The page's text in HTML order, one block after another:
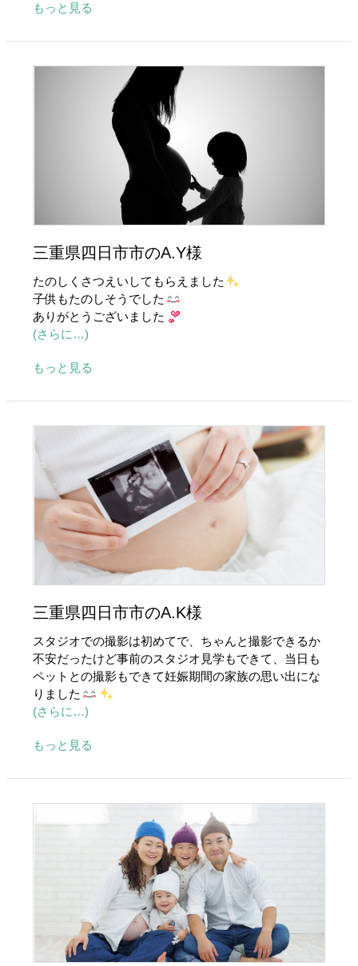
もっと見る
三重県四日市市のA.Y様
たのしくさつえいしてもらえました
子供もたのしそうでした
ありがとうございました
(さらに…)
もっと見る
三重県四日市市のA.K様
スタジオでの撮影は初めてで、ちゃんと撮影できるか
不安だったけど事前のスタジオ見学もできて、当日も
ペットとの撮影もできて妊娠期間の家族の思い出にな
りました
(さらに…)
もっと見る